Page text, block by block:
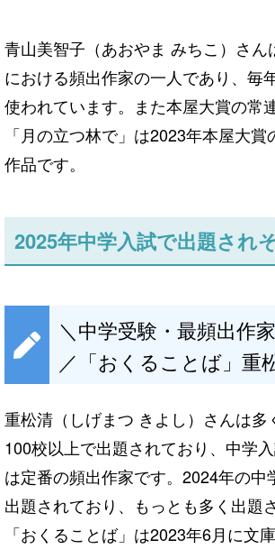
青山美智子（あおやま みちこ）さん
における頻出作家の一人であり、毎
使われています。また本屋大賞の常
「月の立つ林で」は2023年本屋大
作品です。
2025年中学入試で出題され
＼中学受験・最頻出作
／「おくることば」重
重松清（しげまつ きよし）さんは多
100校以上で出題されており、中学
は定番の頻出作家です。2024年の中
出題されており、もっとも多く出題
「おくることば」は2023年6月に文